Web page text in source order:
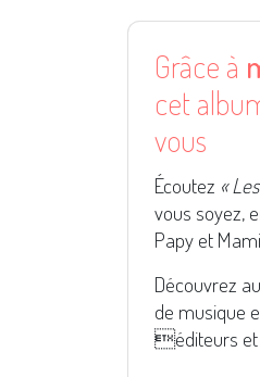
Grâce à
cet
vous
Écoutez «
vous soyez,
Papy et
Découvrez
de musique
éditeurs et